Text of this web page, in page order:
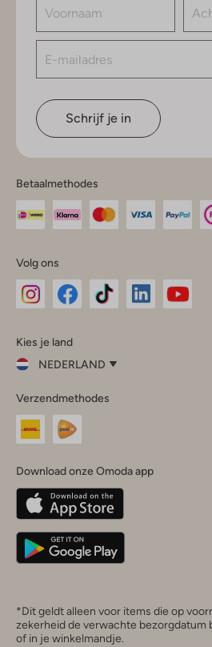
Schrijf je in
Betaalmethodes
Volg ons
InstagramFacebook
Kies je land
NEDERLAND
je
land
Nederland
Belgique(Français)
Deutschland
Verzendmethodes
Download onze Omoda app
*Dit geldt alleen voor items die op
zekerheid de verwachte bezorgdatum
of in je winkelmandje.